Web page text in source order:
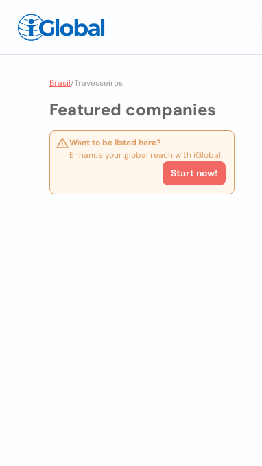
Brasil/Travesseiros
Featured companies
Want to be listed here?
Enhance your global reach with iGlobal.
Start now!